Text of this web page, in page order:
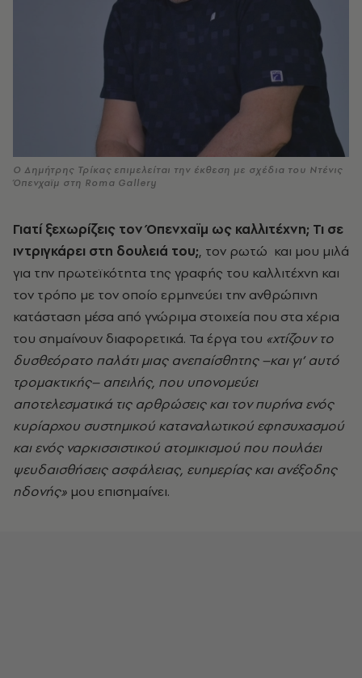
O Δημήτρης Τρίκας επιμελείται την έκθεση με σχέδια του Ντένις
Όπενχαϊμ στη Roma Gallery
Γιατί ξεχωρίζεις τον Όπενχαϊμ ως καλλιτέχνη; Τι σε
ιντριγκάρει στη δουλειά του;, τον ρωτώ και μου μιλά
για την πρωτεϊκότητα της γραφής του καλλιτέχνη και
τον τρόπο με τον οποίο ερμηνεύει την ανθρώπινη
κατάσταση μέσα από γνώριμα στοιχεία που στα χέρια
του σημαίνουν διαφορετικά. Τα έργα του «χτίζουν το
δυσθεόρατο παλάτι μιας ανεπαίσθητης –και γι’ αυτό
τρομακτικής– απειλής, που υπονομεύει
αποτελεσματικά τις αρθρώσεις και τον πυρήνα ενός
κυρίαρχου συστημικού καταναλωτικού εφησυχασμού
και ενός ναρκισσιστικού ατομικισμού που πουλάει
ψευδαισθήσεις ασφάλειας, ευημερίας και ανέξοδης
ηδονής» μου επισημαίνει.